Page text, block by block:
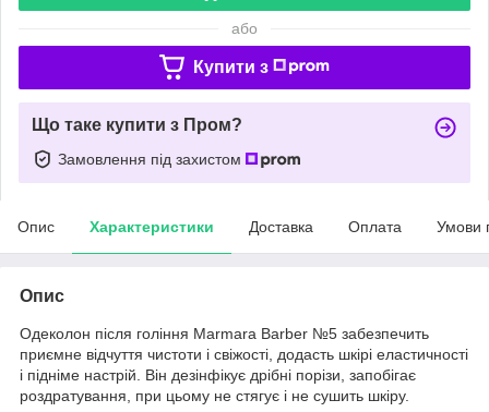
або
Купити з
Що таке купити з Пром?
Замовлення під захистом
Опис Характеристики Доставка Оплата Умови
Опис
Одеколон після гоління Marmara Barber №5 забезпечить
приємне відчуття чистоти і свіжості, додасть шкірі еластичності
і підніме настрій. Він дезінфікує дрібні порізи, запобігає
роздратування, при цьому не стягує і не сушить шкіру.